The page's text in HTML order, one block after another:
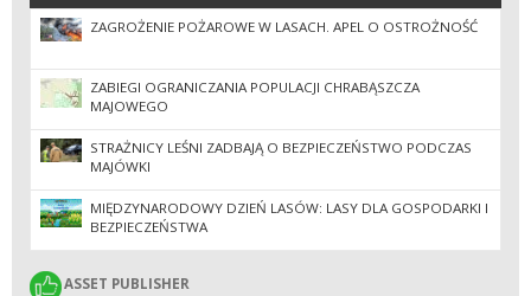
ZAGROŻENIE POŻAROWE W LASACH. APEL O OSTROŻNOŚĆ
ZABIEGI OGRANICZANIA POPULACJI CHRABĄSZCZA
MAJOWEGO
STRAŻNICY LEŚNI ZADBAJĄ O BEZPIECZEŃSTWO PODCZAS
MAJÓWKI
MIĘDZYNARODOWY DZIEŃ LASÓW: LASY DLA GOSPODARKI I
BEZPIECZEŃSTWA
ASSET PUBLISHER
ASSET PUBLISHER